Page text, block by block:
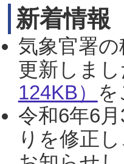
新着情報
気象官署
更新しま
124KB）
令和6年6
りを修正